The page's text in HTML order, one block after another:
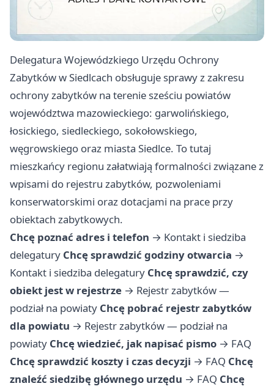
Delegatura Wojewódzkiego Urzędu Ochrony
Zabytków w Siedlcach obsługuje sprawy z zakresu
ochrony zabytków na terenie sześciu powiatów
województwa mazowieckiego: garwolińskiego,
łosickiego, siedleckiego, sokołowskiego,
węgrowskiego oraz miasta Siedlce. To tutaj
mieszkańcy regionu załatwiają formalności związane z
wpisami do rejestru zabytków, pozwoleniami
konserwatorskimi oraz dotacjami na prace przy
obiektach zabytkowych.
Chcę poznać adres i telefon → Kontakt i siedziba
delegatury Chcę sprawdzić godziny otwarcia →
Kontakt i siedziba delegatury Chcę sprawdzić, czy
obiekt jest w rejestrze → Rejestr zabytków —
podział na powiaty Chcę pobrać rejestr zabytków
dla powiatu → Rejestr zabytków — podział na
powiaty Chcę wiedzieć, jak napisać pismo → FAQ
Chcę sprawdzić koszty i czas decyzji → FAQ Chcę
znaleźć siedzibę głównego urzędu → FAQ Chcę